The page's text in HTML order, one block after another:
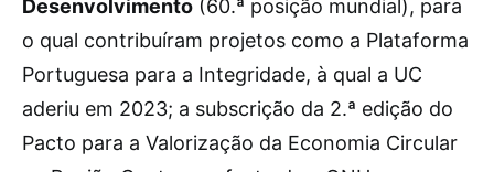
Desenvolvimento (60.ª posição mundial), para
o qual contribuíram projetos como a Plataforma
Portuguesa para a Integridade, à qual a UC
aderiu em 2023; a subscrição da 2.ª edição do
Pacto para a Valorização da Economia Circular